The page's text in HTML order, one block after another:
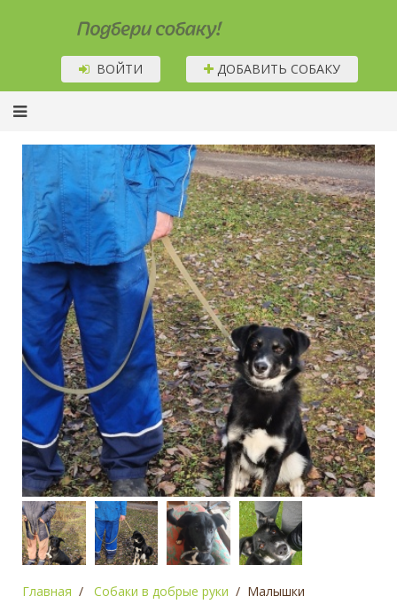
Подбери собаку!
ВОЙТИ ДОБАВИТЬ СОБАКУ
Главная Собаки в добрые руки Малышки